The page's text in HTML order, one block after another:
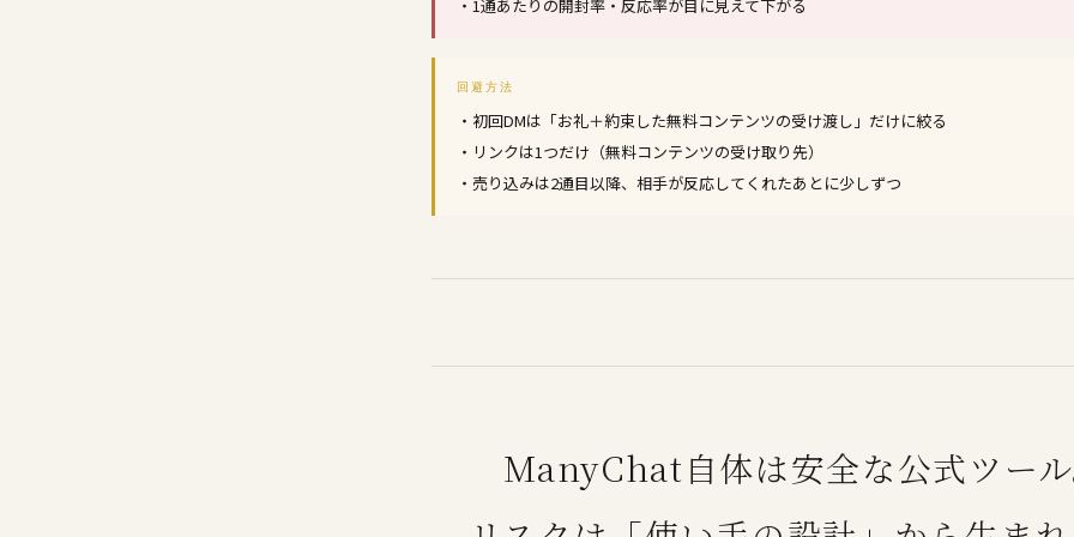
・1通あたりの開封率・反応率が目に見えて下がる
回避方法
・初回DMは「お礼＋約束した無料コンテンツの受け渡し」だけに絞る
・リンクは1つだけ（無料コンテンツの受け取り先）
・売り込みは2通目以降、相手が反応してくれたあとに少しずつ
ManyChat自体は安全な公式ツール